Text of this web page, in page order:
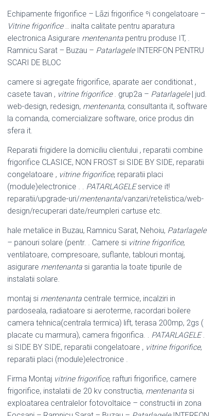
Echipamente frigorifice – Lãzi frigorifice ºi congelatoare –
Vitrine frigorifice.. inalta calitate pentru aparatura
electronica Asigurare mentenanta pentru produse IT, .
Ramnicu Sarat – Buzau – PatarlageleINTERFON PENTRU
SCARI DE BLOC
camere si agregate frigorifice, aparate aer conditionat ,
casete tavan , vitrine frigorifice. grup2a – Patarlagele| jud.
web-design, redesign, mentenanta, consultanta it, software
la comanda, comercializare software, orice produs din
sfera it.
Reparatii frigidere la domiciliu clientului , reparatii combine
frigorifice CLASICE, NON FROST si SIDE BY SIDE, reparatii
congelatoare , vitrine frigorifice, reparatii placi
(module)electronice . . PATARLAGELEservice it!
reparatii/upgrade-uri/mentenanta/vanzari/retelistica/web-
design/recuperari date/reumpleri cartuse etc.
hale metalice in Buzau, Ramnicu Sarat, Nehoiu, Patarlagele
– panouri solare (pentr. . Camere si vitrine frigorifice,
ventilatoare, compresoare, suflante, tablouri montaj,
asigurare mentenanta si garantia la toate tipurile de
instalatii solare.
montaj si mentenanta centrale termice, incalziri in
pardoseala, radiatoare si aeroterme, racordari boilere
camera tehnica(centrala termica) lift, terasa 200mp, 2gs (
placate cu marmura), camera frigorifica. . PATARLAGELE.
si SIDE BY SIDE, reparatii congelatoare , vitrine frigorifice,
reparatii placi (module)electronice .
Firma Montaj vitrine frigorifice, rafturi frigorifice, camere
frigorifice, instalatii de 20 kv constructia, mentenanta si
exploatarea centralelor fotovoltaice – constructii in zona